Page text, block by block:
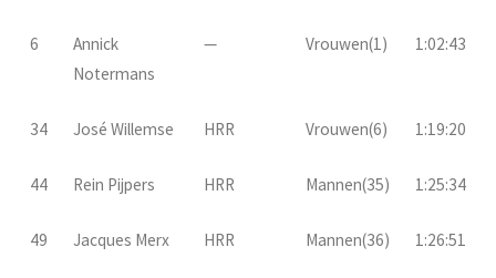
6
Annick
Notermans
— Vrouwen(1) 1:02:43
34 José Willemse HRR Vrouwen(6) 1:19:20
44 Rein Pijpers HRR Mannen(35) 1:25:34
49 Jacques Merx HRR Mannen(36) 1:26:51